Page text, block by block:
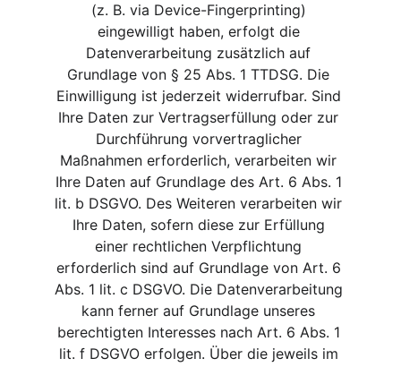
(z. B. via Device-Fingerprinting)
eingewilligt haben, erfolgt die
Datenverarbeitung zusätzlich auf
Grundlage von § 25 Abs. 1 TTDSG. Die
Einwilligung ist jederzeit widerrufbar. Sind
Ihre Daten zur Vertragserfüllung oder zur
Durchführung vorvertraglicher
Maßnahmen erforderlich, verarbeiten wir
Ihre Daten auf Grundlage des Art. 6 Abs. 1
lit. b DSGVO. Des Weiteren verarbeiten wir
Ihre Daten, sofern diese zur Erfüllung
einer rechtlichen Verpflichtung
erforderlich sind auf Grundlage von Art. 6
Abs. 1 lit. c DSGVO. Die Datenverarbeitung
kann ferner auf Grundlage unseres
berechtigten Interesses nach Art. 6 Abs. 1
lit. f DSGVO erfolgen. Über die jeweils im